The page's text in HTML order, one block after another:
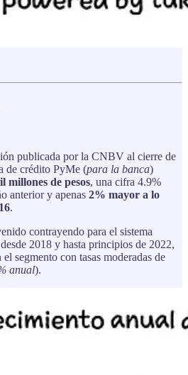
publicada por la CNBV al cierre de
de crédito PyMe (para la banca)
millones de pesos, una cifra 4.9%
anterior y apenas 2% mayor a lo
.
contrayendo para el sistema
2018 y hasta principios de 2022,
segmento con tasas moderadas de
anual).